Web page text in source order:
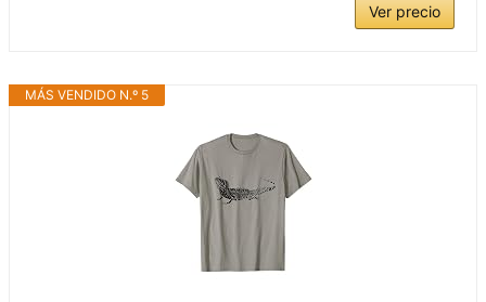
Ver precio
MÁS VENDIDO N.º 5